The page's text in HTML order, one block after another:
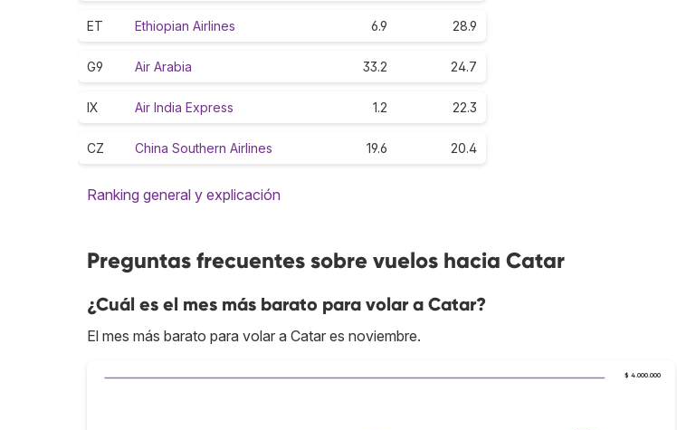
ET Ethiopian Airlines 6.9 28.9
G9 Air Arabia 33.2 24.7
IX Air India Express 1.2 22.3
CZ China Southern Airlines 19.6 20.4
Ranking general y explicación
Preguntas frecuentes sobre vuelos hacia Catar
¿Cuál es el mes más barato para volar a Catar?
El mes más barato para volar a Catar es noviembre.
$ 4.000.000